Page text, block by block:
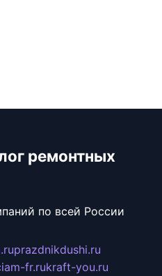
ремонтных
по всей России
prazdnikdushi.ru
fr.rukraft-you.ru